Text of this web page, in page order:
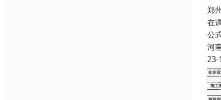
郑
在
公
河
23-